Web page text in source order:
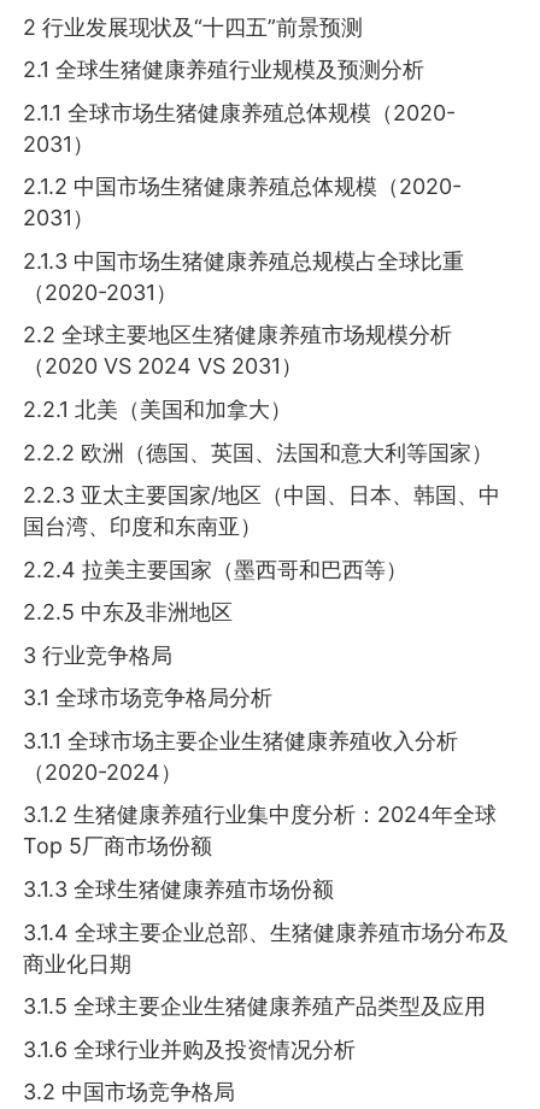
2 行业发展现状及“十四五”前景预测
2.1 全球生猪健康养殖行业规模及预测分析
2.1.1 全球市场生猪健康养殖总体规模（2020-
2031）
2.1.2 中国市场生猪健康养殖总体规模（2020-
2031）
2.1.3 中国市场生猪健康养殖总规模占全球比重
（2020-2031）
2.2 全球主要地区生猪健康养殖市场规模分析
（2020 VS 2024 VS 2031）
2.2.1 北美（美国和加拿大）
2.2.2 欧洲（德国、英国、法国和意大利等国家）
2.2.3 亚太主要国家/地区（中国、日本、韩国、中
国台湾、印度和东南亚）
2.2.4 拉美主要国家（墨西哥和巴西等）
2.2.5 中东及非洲地区
3 行业竞争格局
3.1 全球市场竞争格局分析
3.1.1 全球市场主要企业生猪健康养殖收入分析
（2020-2024）
3.1.2 生猪健康养殖行业集中度分析：2024年全球
Top 5厂商市场份额
3.1.3 全球生猪健康养殖市场份额
3.1.4 全球主要企业总部、生猪健康养殖市场分布及
商业化日期
3.1.5 全球主要企业生猪健康养殖产品类型及应用
3.1.6 全球行业并购及投资情况分析
3.2 中国市场竞争格局